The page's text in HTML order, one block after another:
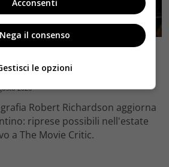
decimo film: Robert Richardson
2027 e l’addio a The Movie Critic
2026
Robert Richardson aggiorna
riprese possibili nell'estate
a The Movie Critic.
Acconsenti
Nega il consenso
le opzioni